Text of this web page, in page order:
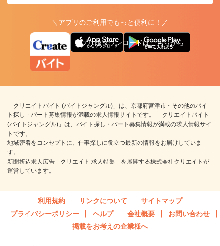
＼アプリのご利用でもっと便利に！／
アプリ版ダウンロードはこちらから
「クリエイトバイト (バイトジャングル)」は、京都府宮津市・その他のバイ
ト探し・パート募集情報が満載の求人情報サイトです。 「クリエイトバイト
(バイトジャングル)」は、バイト探し・パート募集情報が満載の求人情報サイ
トです。
地域密着をコンセプトに、仕事探しに役立つ最新の情報をお届けしていま
す。
新聞折込求人広告「クリエイト 求人特集」を展開する株式会社クリエイトが
運営しています。
利用規約 リンクについて
サイトマップ
プライバシーポリシー
ヘルプ 会社概要
お問い合わせ
掲載をお考えの企業様へ